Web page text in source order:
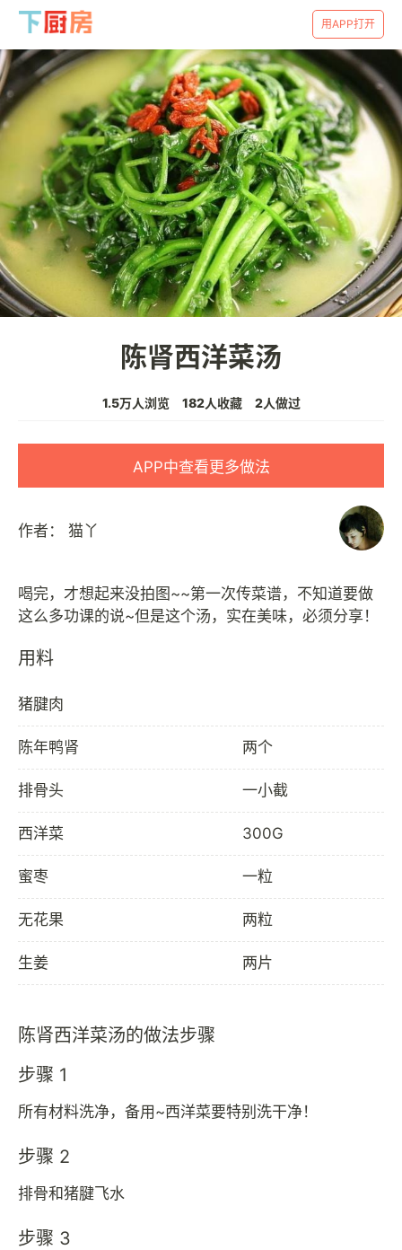
用APP打开
陈肾西洋菜汤
1.5万人浏览 182人收藏 2人做过
APP中查看更多做法
作者： 猫丫
喝完，才想起来没拍图~~第一次传菜谱，不知道要做
用料
猪腱肉
陈年鸭肾 两个
排骨头 一小截
西洋菜 300G
蜜枣 一粒
无花果 两粒
生姜 两片
陈肾西洋菜汤的做法步骤
步骤 1
所有材料洗净，备用~西洋菜要特别洗干净！
步骤 2
排骨和猪腱飞水
步骤 3